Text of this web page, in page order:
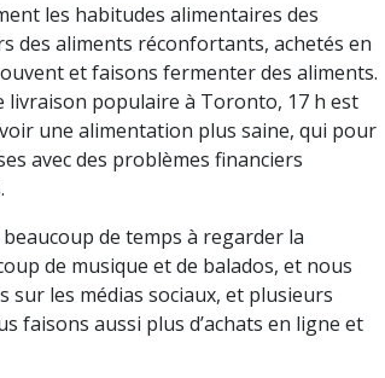
les habitudes alimentaires des
des aliments réconfortants, achetés en
et faisons fermenter des aliments.
livraison populaire à Toronto, 17 h est
une alimentation plus saine, qui pour
avec des problèmes financiers
de temps à regarder la
de musique et de balados, et nous
sur les médias sociaux, et plusieurs
faisons aussi plus d’achats en ligne et